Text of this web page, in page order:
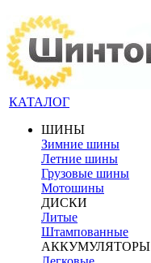
КАТАЛОГ
ШИНЫ
Зимние шины
Летние шины
Грузовые шины
Мотошины
ДИСКИ
Литые
Штампованные
АККУМУЛЯТОРЫ